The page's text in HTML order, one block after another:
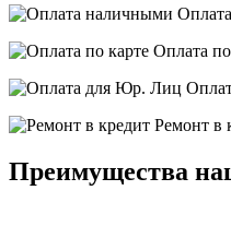
Оплата
Ремонт в
Преимущества